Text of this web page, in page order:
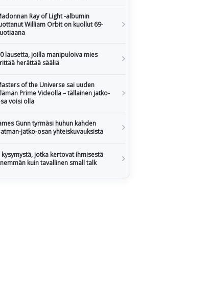
Ray of Light -albumin
William Orbit on kuollut 69-
lausetta, joilla manipuloiva mies
herättää sääliä
of the Universe sai uuden
Prime Videolla – tällainen jatko-
voisi olla
Gunn tyrmäsi huhun kahden
jatko-osan yhteiskuvauksista
kysymystä, jotka kertovat ihmisestä
kuin tavallinen small talk